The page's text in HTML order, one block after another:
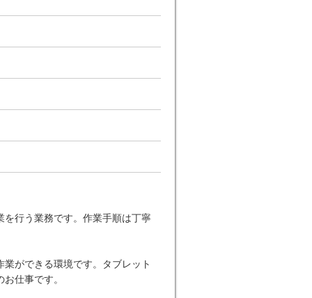
行う業務です。作業手順は丁寧
ができる環境です。タブレット
仕事です。